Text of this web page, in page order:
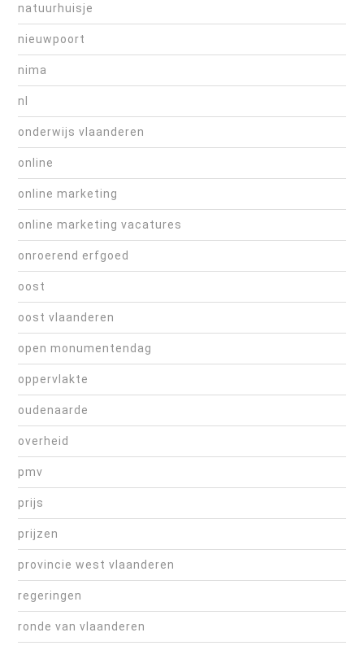
natuurhuisje
nieuwpoort
nima
nl
onderwijs vlaanderen
online
online marketing
online marketing vacatures
onroerend erfgoed
oost
oost vlaanderen
open monumentendag
oppervlakte
oudenaarde
overheid
pmv
prijs
prijzen
provincie west vlaanderen
regeringen
ronde van vlaanderen